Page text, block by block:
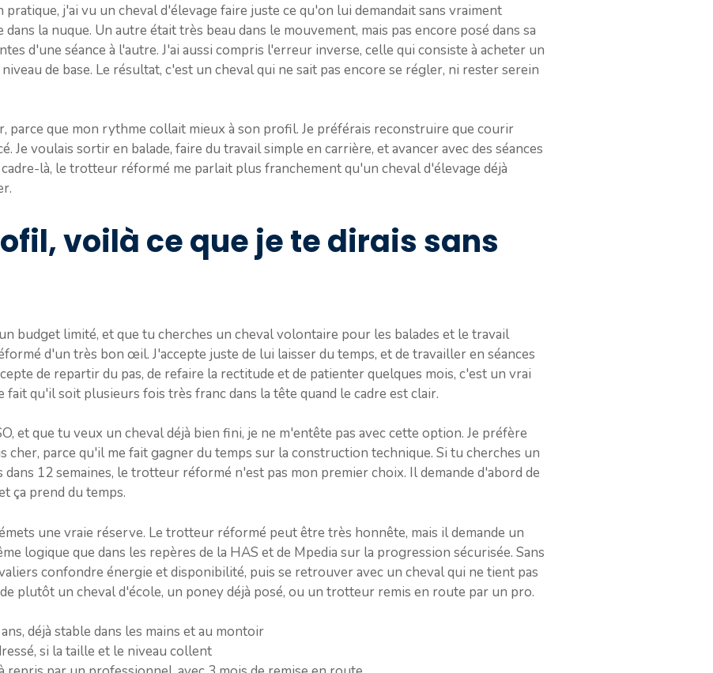
j'ai vu un cheval d'élevage faire juste ce qu'on lui demandait sans vraiment
la nuque. Un autre était très beau dans le mouvement, mais pas encore posé dans sa
d'une séance à l'autre. J'ai aussi compris l'erreur inverse, celle qui consiste à acheter un
de base. Le résultat, c'est un cheval qui ne sait pas encore se régler, ni rester serein
parce que mon rythme collait mieux à son profil. Je préférais reconstruire que courir
Je voulais sortir en balade, faire du travail simple en carrière, et avancer avec des séances
là, le trotteur réformé me parlait plus franchement qu'un cheval d'élevage déjà
voilà ce que je te dirais sans
budget limité, et que tu cherches un cheval volontaire pour les balades et le travail
d'un très bon œil. J'accepte juste de lui laisser du temps, et de travailler en séances
de repartir du pas, de refaire la rectitude et de patienter quelques mois, c'est un vrai
fait qu'il soit plusieurs fois très franc dans la tête quand le cadre est clair.
et que tu veux un cheval déjà bien fini, je ne m'entête pas avec cette option. Je préfère
cher, parce qu'il me fait gagner du temps sur la construction technique. Si tu cherches un
12 semaines, le trotteur réformé n'est pas mon premier choix. Il demande d'abord de
ça prend du temps.
une vraie réserve. Le trotteur réformé peut être très honnête, mais il demande un
logique que dans les repères de la HAS et de Mpedia sur la progression sécurisée. Sans
confondre énergie et disponibilité, puis se retrouver avec un cheval qui ne tient pas
plutôt un cheval d'école, un poney déjà posé, ou un trotteur remis en route par un pro.
déjà stable dans les mains et au montoir
si la taille et le niveau collent